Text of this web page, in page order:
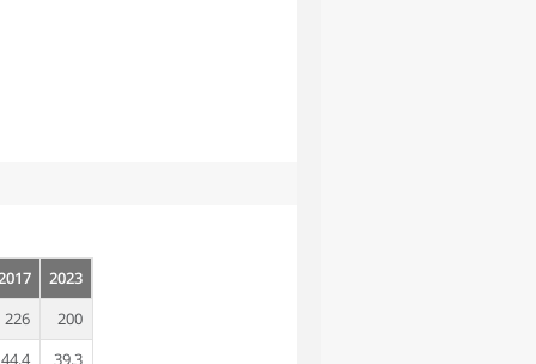
2023
226
200
44,4
39,3